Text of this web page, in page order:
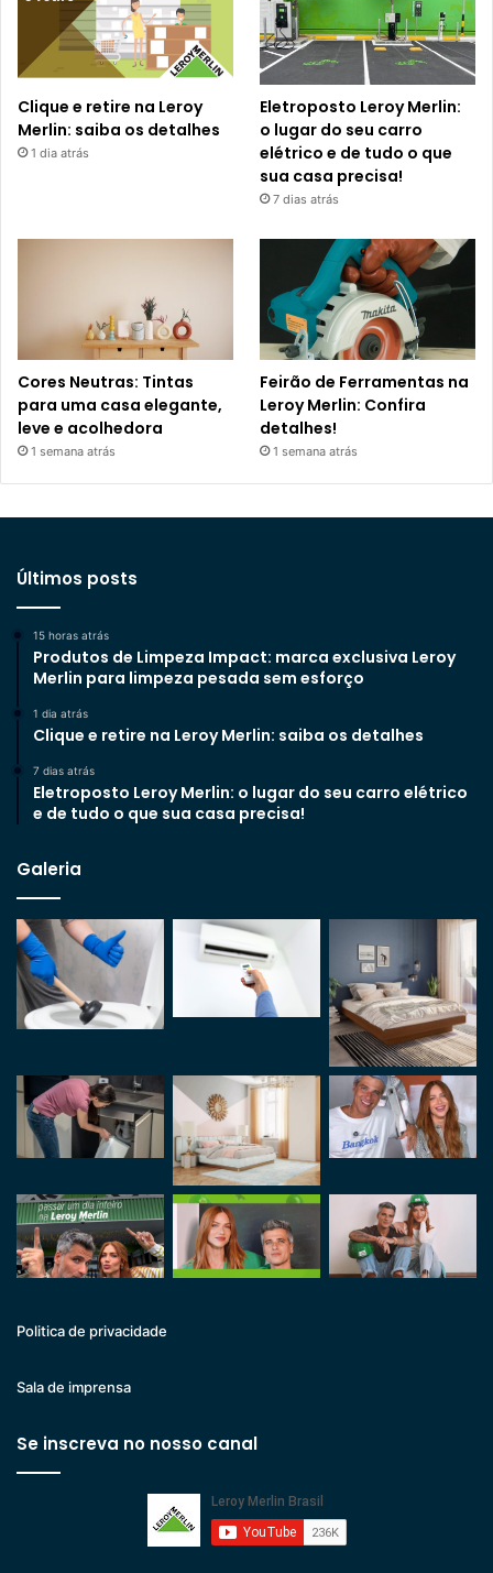
Clique e retire na Leroy
Merlin: saiba os detalhes
1 dia atrás
Eletroposto Leroy Merlin:
o lugar do seu carro
elétrico e de tudo o que
sua casa precisa!
7 dias atrás
Cores Neutras: Tintas
para uma casa elegante,
leve e acolhedora
1 semana atrás
Feirão de Ferramentas na
Leroy Merlin: Confira
detalhes!
1 semana atrás
Últimos posts
15 horas atrás
Produtos de Limpeza Impact: marca exclusiva Leroy
Merlin para limpeza pesada sem esforço
1 dia atrás
Clique e retire na Leroy Merlin: saiba os detalhes
7 dias atrás
Eletroposto Leroy Merlin: o lugar do seu carro elétrico
e de tudo o que sua casa precisa!
Galeria
Politica de privacidade
Sala de imprensa
Se inscreva no nosso canal